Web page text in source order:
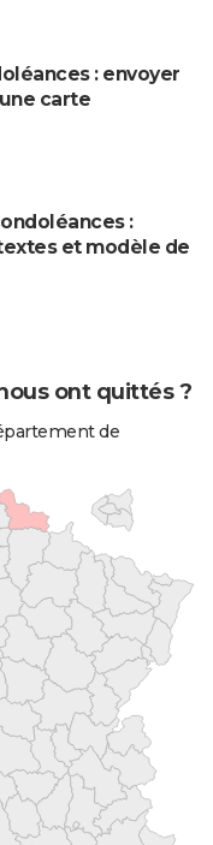
: envoyer
carte
:
et modèle de
ont quittés ?
de